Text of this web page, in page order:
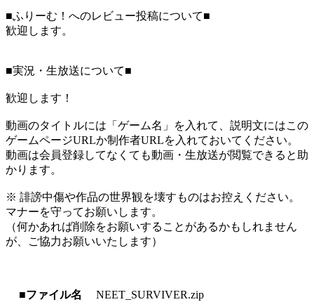
■ふりーむ！へのレビュー投稿について■
歓迎します。
■実況・生放送について■
歓迎します！
動画のタイトルには「ゲーム名」を入れて、説明文にはこの
ゲームページURLか制作者URLを入れておいてください。
動画は会員登録してなくても動画・生放送が閲覧できると助
かります。
※ 誹謗中傷や作品の世界観を壊すものはお控えください。
マナーを守ってお願いします。
（何かあれば削除をお願いすることがあるかもしれません
が、ご協力お願いいたします）
■ファイル名
NEET_SURVIVER.zip